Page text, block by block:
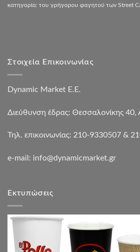
κατηγορία: του γρήγορου φαγητού των Street
Στοιχεία Επικοινωνίας
Dynamic Market Ε.Ε.
Διεύθυνση έδρας: Θεσσαλονίκης 40,
Τηλ. επικοινωνίας: 210-9330507 &
e-mail: info@dynamicmarket.gr
Εκτυπώσεις